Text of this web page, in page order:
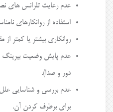
عدم رعایت تلرانس های
استفاده از روانکارهای
روانکاری بیشتر یا کمتر از
عدم پایش وضعیت بیرینگ
دور و صدا).
عدم بررسی و شناسایی
برای برطرف کردن آن.